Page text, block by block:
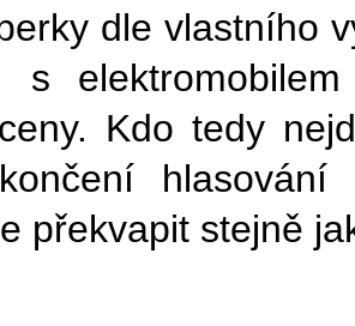
dle vlastního
s
Kdo tedy
překvapit stejně